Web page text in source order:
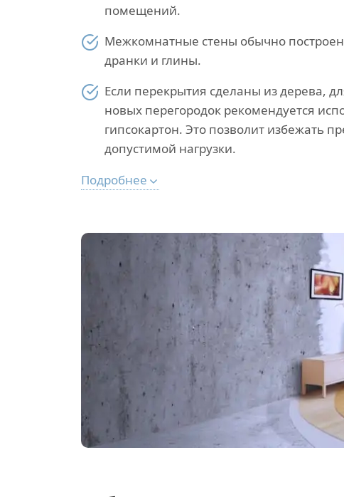
помещений.
Межкомнатные стены обычно
дранки и глины.
Если перекрытия сделаны из дерева,
новых перегородок рекомендуется
гипсокартон. Это позволит избежать
допустимой нагрузки.
Подробнее